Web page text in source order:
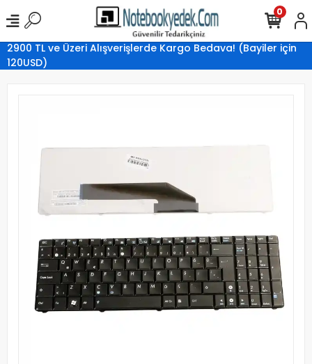
2900 TL ve Üzeri Alışverişlerde Kargo Bedava! (Bayiler için
120USD)
0